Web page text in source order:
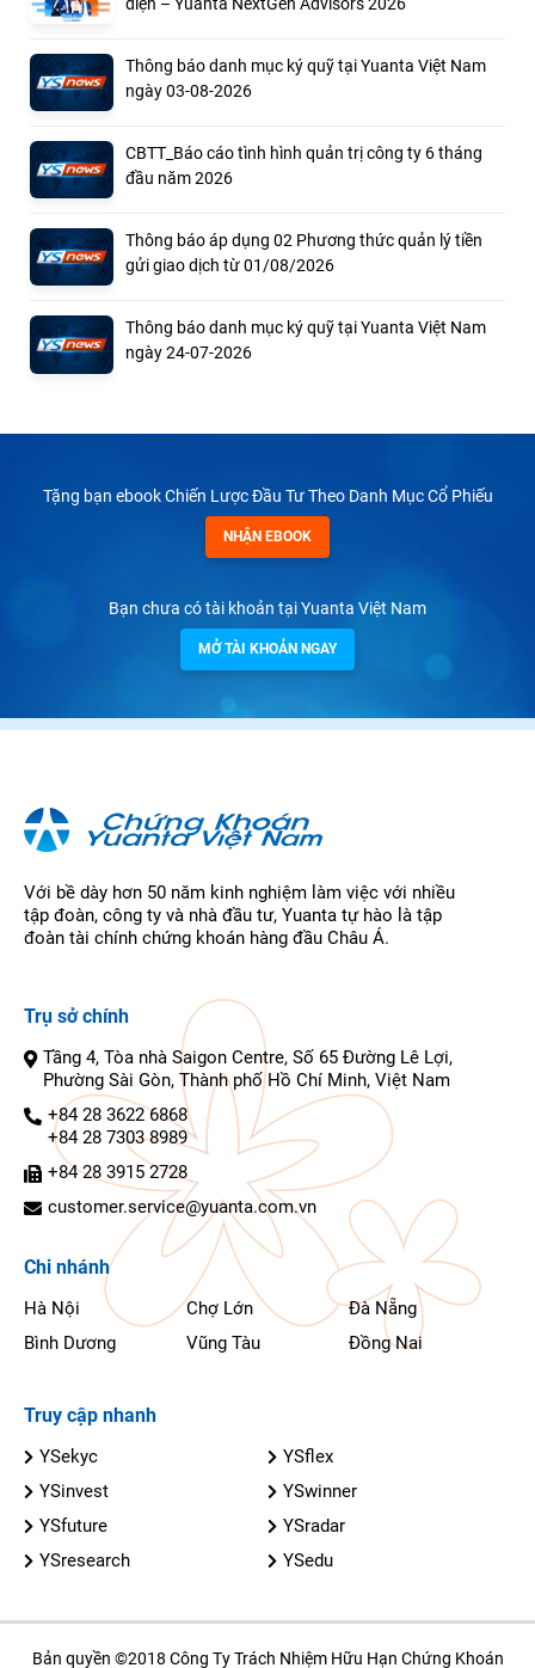
Thông báo danh mục ký quỹ tại Yuanta Việt Nam
ngày 03-08-2026
CBTT_Báo cáo tình hình quản trị công ty 6 tháng
đầu năm 2026
Thông báo áp dụng 02 Phương thức quản lý tiền
gửi giao dịch từ 01/08/2026
Thông báo danh mục ký quỹ tại Yuanta Việt Nam
ngày 24-07-2026
Tặng bạn ebook Chiến Lược Đầu Tư Theo Danh Mục Cổ Phiếu
NHẬN EBOOK
Bạn chưa có tài khoản tại Yuanta Việt Nam
MỞ TÀI KHOẢN NGAY
Với bề dày hơn 50 năm kinh nghiệm làm việc với nhiều
tập đoàn, công ty và nhà đầu tư, Yuanta tự hào là tập
đoàn tài chính chứng khoán hàng đầu Châu Á.
Trụ sở chính
Tầng 4, Tòa nhà Saigon Centre, Số 65 Đường Lê Lợi,
Phường Sài Gòn, Thành phố Hồ Chí Minh, Việt Nam
+84 28 3622 6868
+84 28 7303 8989
+84 28 3915 2728
customer.service@yuanta.com.vn
Chi nhánh
Hà Nội Chợ Lớn
Đà Nẵng
Bình Dương
Vũng Tàu Đồng Nai
Truy cập nhanh
YSekyc
YSflex
YSinvest
YSwinner
YSfuture
YSradar
YSresearch
YSedu
Bản quyền ©2018 Công Ty Trách Nhiệm Hữu Hạn Chứng Khoán